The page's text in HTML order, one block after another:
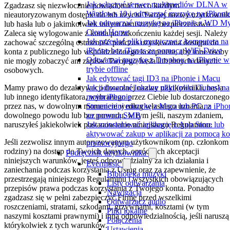
Jak włączyć serwer multimediów DLNA w
Windows 10 i odtwarzać muzykę na
Jak odtwarzać muzykę na iPhonie z WD
Cloud Home
Jak przesłać pliki muzyczne z komputera na
iPhone bez iTunes za pomocą WiFi-Drive
Odtwarzaj muzykę z Dropbox na iPhonie w
trybie offline
Jak edytować tagi ID3 na iPhonie i Macu
Jak odtwarzać lokalne pliki (pliki iTunes) na
moim iPhonie
Strumieniuj muzykę z Maca lub PC na
za pomocą SMB
Jak zainstalować aplikację z App Store lub
aktywować zakup w aplikacji za pomocą
promocyjnego
Podręcznik użytkownika
Evermusic
Biblioteka muzyki
Listy odtwarzania
Nawigacja
Odtwarzacz audio
Pliki lokalne
Połączenia
Zgadzasz się niezwłocznie powiadomić nas o każdym
nieautoryzowanym dostępie do lub użyciu Twojej nazwy
lub hasła lub o jakimkolwiek innym naruszeniu bezpieczeństwa.
Zaleca się wylogowanie z konta po zakończeniu każdej sesji. Należy
zachować szczególną ostrożność podczas uzyskiwania dostępu do
konta z publicznego lub współdzielonego komputera, aby inne osoby
nie mogły zobaczyć ani zapisać Twojego hasła lub innych danych
osobowych.
Mamy prawo do dezaktywacji dowolnej nazwy użytkownika, hasła
lub innego identyfikatora, wybranego przez Ciebie lub dostarczonego
przez nas, w dowolnym momencie według własnego uznania, z
dowolnego powodu lub bez powodu, w tym jeśli, naszym zdaniem,
naruszyłeś jakiekolwiek postanowienie niniejszego Regulaminu.
Jeśli zezwolisz innym autoryzowanym użytkownikom (np. członkom
rodziny) na dostęp do Twoich danych, oprócz ich akceptacji
niniejszych warunków, jesteś odpowiedzialny za ich działania i
zaniechania podczas korzystania z Usług oraz za zapewnienie, że
przestrzegają niniejszego Regulaminu i wszystkich obowiązujących
przepisów prawa podczas korzystania z Twojego konta. Ponadto
zgadzasz się w pełni zabezpieczyć Firmę przed wszelkimi
roszczeniami, stratami, szkodami, grzywnami, kosztami (w tym
naszymi kosztami prawnymi) i inną odpowiedzialnością, jeśli naruszą
którykolwiek z tych warunków.